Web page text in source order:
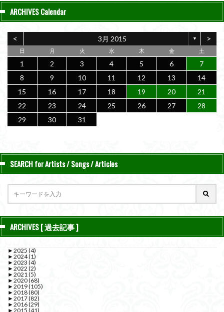
ARCHIVES Calendar
< 3月 2015 ▼ >
日 月 火 水 木 金 土
1 2 3 4 5 6
7
8
9 10 11 12 13
14
15
16 17 18 19 20
21
22
23 24 25 26 27
28
29
30 31
SEARCH for Artists / Songs / Articles
ARCHIVES [ 過去記事 ]
►2025 (4)
►2024(1)
►2023 (4)
►2022 (2)
►2021(5)
►2020(68)
►2019(105)
►2018(80)
►2017(82)
►2016(29)
►2015 (41)